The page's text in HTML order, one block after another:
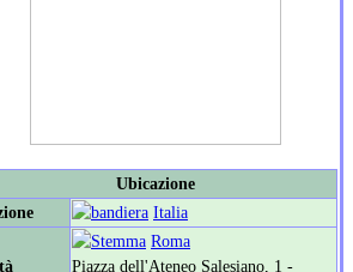
Ubicazione
Italia
Roma
Piazza dell'Ateneo Salesiano, 1 -